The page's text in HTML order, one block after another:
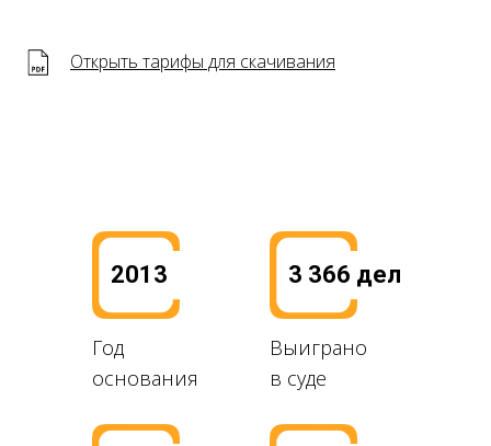
Открыть тарифы для скачивания
2013
Год
основания
3 366 дел
Выиграно
в суде